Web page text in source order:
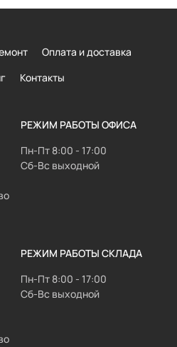
Оплата и доставка
Контакты
РЕЖИМ РАБОТЫ ОФИСА
Пн-Пт 8:00 - 17:00
Сб-Вс выходной
РЕЖИМ РАБОТЫ СКЛАДА
Пн-Пт 8:00 - 17:00
Сб-Вс выходной